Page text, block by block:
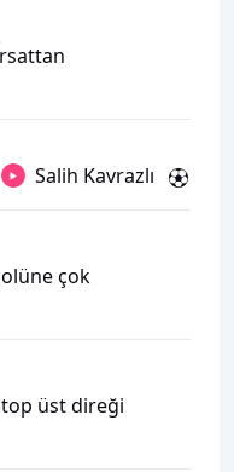
Salih Kavrazlı
çok
üst direği